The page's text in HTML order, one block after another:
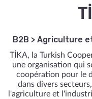
B2B > Agriculture
TİKA, la Turkish
une organisation qui
coopération pour le
dans divers
l'agriculture et